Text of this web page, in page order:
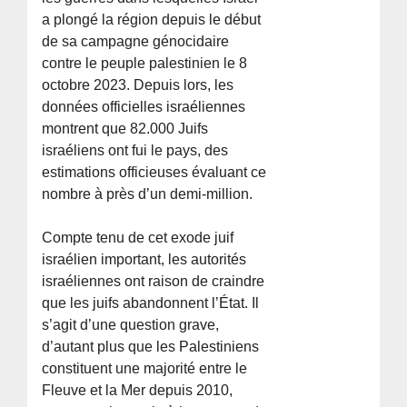
a plongé la région depuis le début
de sa campagne génocidaire
contre le peuple palestinien le 8
octobre 2023. Depuis lors, les
données officielles israéliennes
montrent que 82.000 Juifs
israéliens ont fui le pays, des
estimations officieuses évaluant ce
nombre à près d’un demi-million.
Compte tenu de cet exode juif
israélien important, les autorités
israéliennes ont raison de craindre
que les juifs abandonnent l’État. Il
s’agit d’une question grave,
d’autant plus que les Palestiniens
constituent une majorité entre le
Fleuve et la Mer depuis 2010,